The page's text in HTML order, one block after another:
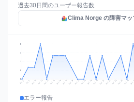
過去30日間のユーザー報告数
Clima Norge の障害マッ
1
2
2
3
Jul 8 Jul 9 Jul 10 Jul 11 Jul 12 Jul 13 Jul 14 Jul 15 Jul 16 Jul 17 Jul 18 Jul 19 Jul 20 Jul 21 Jul 22 Jul 23 Jul 24 Jul 25 Jul
エラー報告